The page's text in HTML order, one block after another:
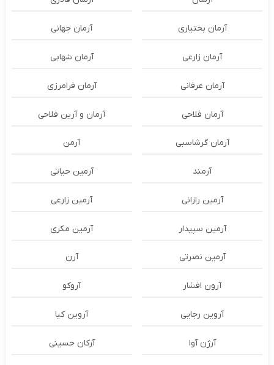
آرمان بختیاری آرمان جهانی
آرمان زارعی آرمان شهابی
آرمان عرفانی آرمان فرامرزی
آرمان فلاحی آرمان و آرین فلاحی
آرمان گرشاسبی آرمن
آرمند آرمین حیاتی
آرمین رازانی آرمین زارعی
آرمین سپیدار آرمین مکری
آرمین نصرتی آرن
آرون افشار آروکو
آروین رجایی آروین کیا
آرژن آوا آرکان حسینی